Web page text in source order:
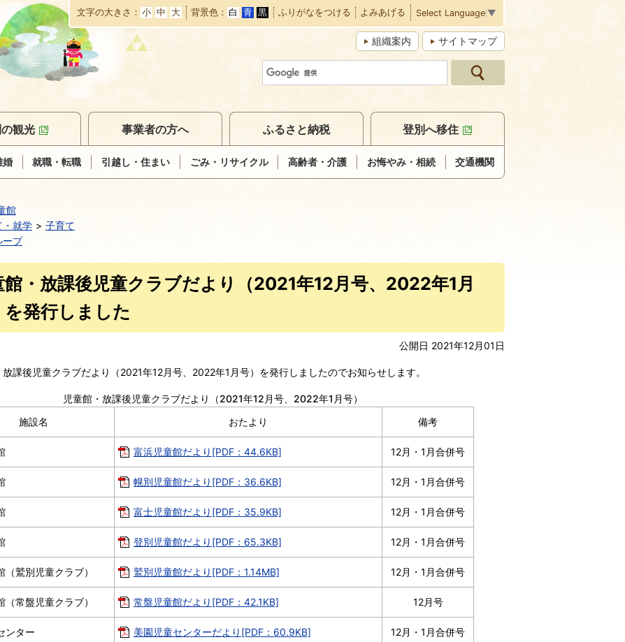
本
文
へ
移
動
文字の大きさ 小 中 大 背景色 白 青 黒 ふりがなをつける よみあげる Select Language ▼
組織案内 サイトマップ
婚 就職・転職 引越し・住まい ごみ・リサイクル 高齢者・介護 お悔やみ・相続 交通機関
観光 事業者の方へ ふるさと納税 登別へ移住
館
・就学
子育て
ープ
館・放課後児童クラブだより（2021年12月号、2022年1月
を発行しました
公開日 2021年12月01日
放課後児童クラブだより（2021年12月号、2022年1月号）を発行しましたのでお知らせします。
児童館・放課後児童クラブだより（2021年12月号、2022年1月号）
施設名
おたより 備考
富浜児童館だより[PDF：44.6KB] 12月・1月合併号
幌別児童館だより[PDF：36.6KB] 12月・1月合併号
富士児童館だより[PDF：35.9KB] 12月・1月合併号
登別児童館だより[PDF：65.3KB] 12月・1月合併号
（鷲別児童クラブ） 鷲別児童館だより[PDF：1.14MB] 12月・1月合併号
（常盤児童クラブ） 常盤児童館だより[PDF：42.1KB] 12月号
ンター 美園児童センターだより[PDF：60.9KB] 12月・1月合併号